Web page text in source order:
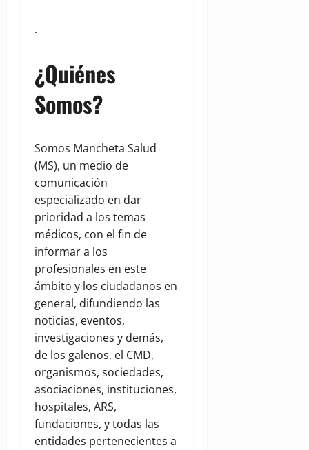
.
¿Quiénes
Somos?
Somos Mancheta Salud
(MS), un medio de
comunicación
especializado en dar
prioridad a los temas
médicos, con el fin de
informar a los
profesionales en este
ámbito y los ciudadanos en
general, difundiendo las
noticias, eventos,
investigaciones y demás,
de los galenos, el CMD,
organismos, sociedades,
asociaciones, instituciones,
hospitales, ARS,
fundaciones, y todas las
entidades pertenecientes a